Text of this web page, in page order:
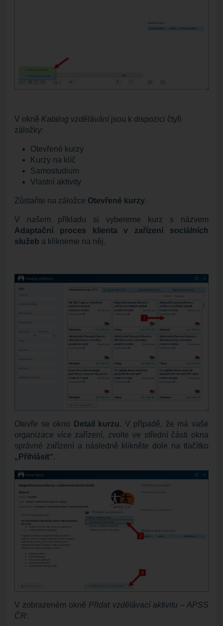
V okně Katalog vzdělávání jsou k dispozici čtyři
záložky:
Otevřené kurzy
Kurzy na klíč
Samostudium
Vlastní aktivity
Zůstaňte na záložce Otevřené kurzy.
V našem příkladu si vybereme kurz s názvem
Adaptační proces klienta v zařízení sociálních
služeb a klikneme na něj.
Otevře se okno Detail kurzu. V případě, že má vaše
organizace více zařízení, zvolte ve střední části okna
správné zařízení a následně klikněte dole na tlačítko
„Přihlásit“.
V zobrazeném okně Přidat vzdělávací aktivitu – APSS
ČR: